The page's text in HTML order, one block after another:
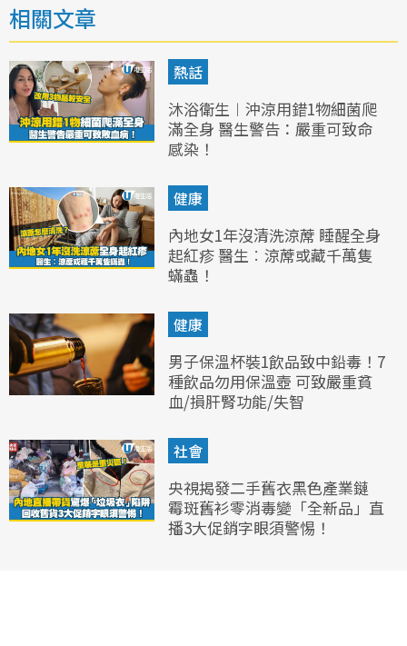
相關文章
熱話
沐浴衛生︱沖涼用錯1物細菌爬
滿全身 醫生警告：嚴重可致命
感染！
健康
內地女1年沒清洗涼蓆 睡醒全身
起紅疹 醫生︰涼蓆或藏千萬隻
蟎蟲！
健康
男子保溫杯裝1飲品致中鉛毒！7
種飲品勿用保溫壺 可致嚴重貧
血/損肝腎功能/失智
社會
央視揭發二手舊衣黑色產業鏈
霉斑舊衫零消毒變「全新品」直
播3大促銷字眼須警惕！